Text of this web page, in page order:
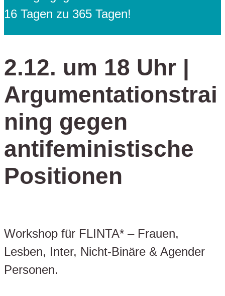
16 Tagen zu 365 Tagen!
2.12. um 18 Uhr |
Argumentationstrai
ning gegen
antifeministische
Positionen
Workshop für FLINTA* – Frauen,
Lesben, Inter, Nicht-Binäre & Agender
Personen.